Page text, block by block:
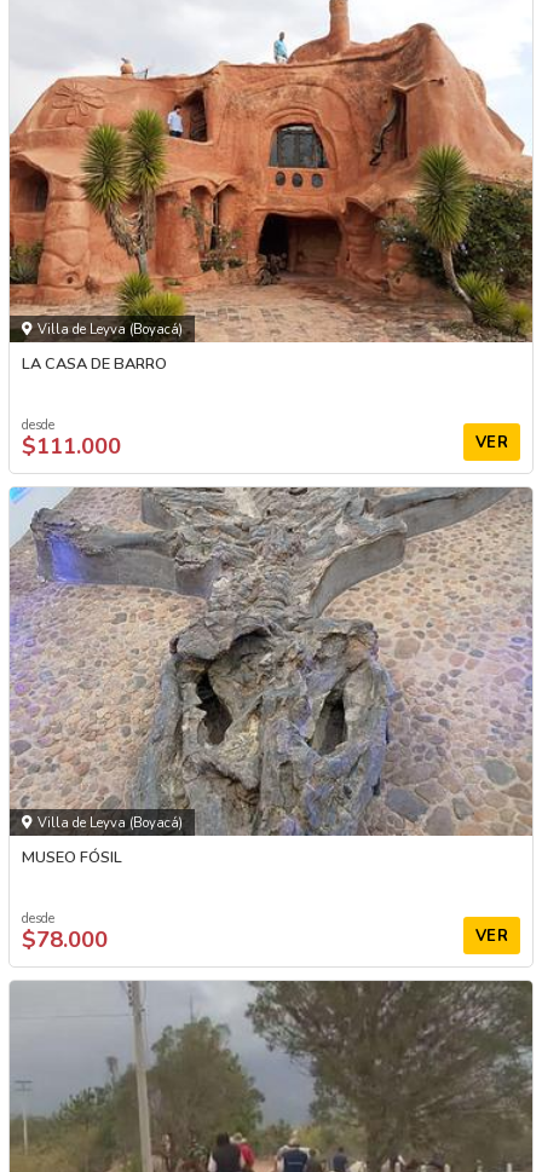
Villa de Leyva (Boyacá)
LA CASA DE BARRO
desde
$111.000 VER
Villa de Leyva (Boyacá)
MUSEO FÓSIL
desde
$78.000 VER